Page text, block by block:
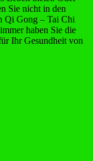
Sie nicht in den
Qi Gong – Tai Chi
haben Sie die
Ihr Gesundheit von